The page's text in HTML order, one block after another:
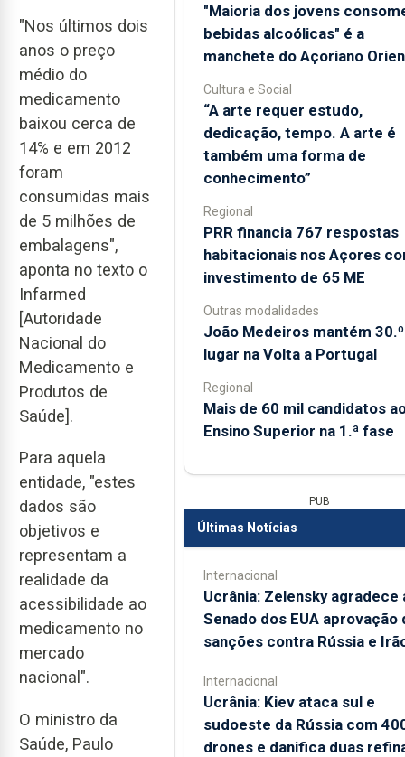
"Nos últimos dois
anos o preço
médio do
medicamento
baixou cerca de
14% e em 2012
foram
consumidas mais
de 5 milhões de
embalagens",
aponta no texto o
Infarmed
[Autoridade
Nacional do
Medicamento e
Produtos de
Saúde].
Para aquela
entidade, "estes
dados são
objetivos e
representam a
realidade da
acessibilidade ao
medicamento no
mercado
nacional".
O ministro da
Saúde, Paulo
"Maioria dos jovens
bebidas alcoólicas" é a
manchete do Açoriano
Cultura e Social
“A arte requer estudo,
dedicação, tempo. A arte é
também uma forma de
conhecimento”
Regional
PRR financia 767 respostas
habitacionais nos Açores
investimento de 65 ME
Outras modalidades
João Medeiros mantém 30.º
lugar na Volta a Portugal
Regional
Mais de 60 mil candidatos
Ensino Superior na 1.ª fase
PUB
Últimas Notícias
Internacional
Ucrânia: Zelensky agradece
Senado dos EUA aprovação
sanções contra Rússia e
Internacional
Ucrânia: Kiev ataca sul e
sudoeste da Rússia com
drones e danifica duas